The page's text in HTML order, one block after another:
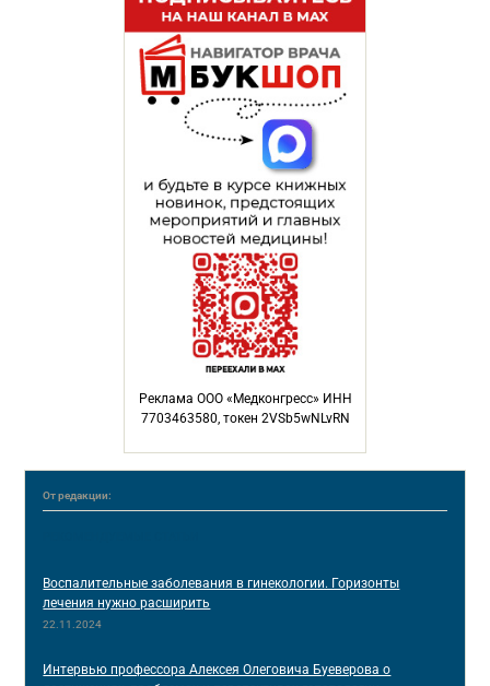
Реклама ООО «Медконгресс» ИНН
7703463580, токен 2VSb5wNLvRN
От редакции:
Воспалительные заболевания в гинекологии. Горизонты
лечения нужно расширить
22.11.2024
Интервью профессора Алексея Олеговича Буеверова о